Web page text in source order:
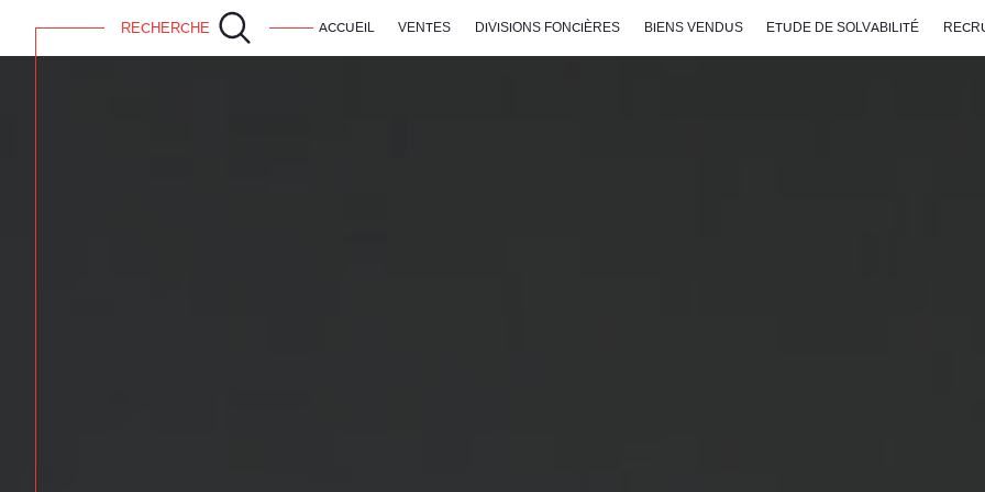
ACCUEIL VENTES DIVISIONS FONCIÈRES BIENS VENDUS ETUDE DE SOLVABILITÉ
RECHERCHE